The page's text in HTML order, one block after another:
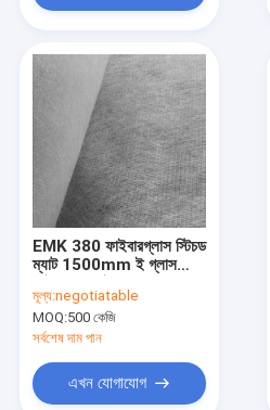
EMK 380 ফাইবারগ্লাস স্টিচড
ম্যাট 1500mm ই গ্লাস
মূল্য:negotiatable
MOQ:500 কেজি
সর্বশেষ দাম পান
এখন যোগাযোগ